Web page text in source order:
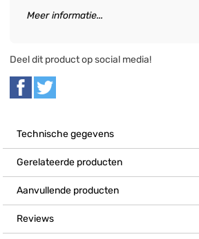
Meer informatie...
Deel dit product op social media!
Technische gegevens
Gerelateerde producten
Aanvullende producten
Reviews